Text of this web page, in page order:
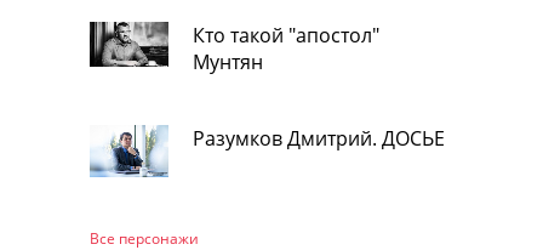
Кто такой "апостол"
Мунтян
Разумков Дмитрий. ДОСЬЕ
Все персонажи